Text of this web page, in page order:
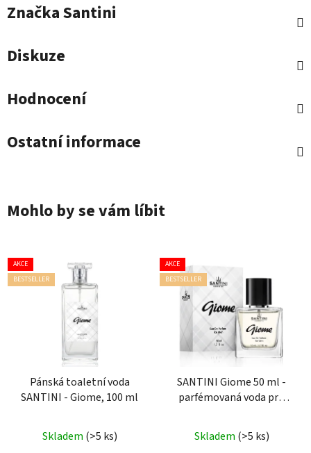
ZnačkaSantini
Diskuze
Hodnocení
Ostatní informace
Mohlo by se vám líbit
AKCE
BESTSELLER
Pánská toaletní voda
SANTINI - Giome, 100 ml
hodnocení
Skladem (>5 ks)
AKCE
BESTSELLER
SANTINI Giome 50 ml -
parfémovaná voda pro
hodnocení
Skladem (>5 ks)